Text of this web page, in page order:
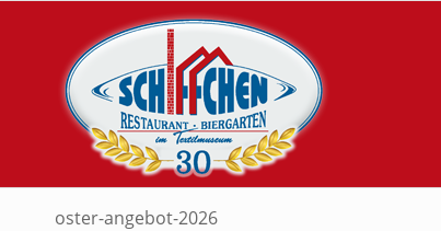
oster-angebot-2026